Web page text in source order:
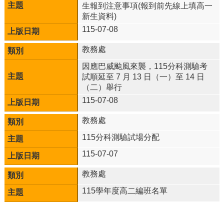
及
技
數
理
實
班
體
育
菁
英
班
English
Website
網
路
生報到注意事項(報到前先線上填高一
新生資料)
115-07-08
教務處
因應巴威颱風來襲，115分科測驗考
試順延至 7 月 13 日（一）至 14 日
（二）舉行
115-07-08
教務處
115分科測驗試場分配
115-07-07
教務處
115學年度高二編班名單